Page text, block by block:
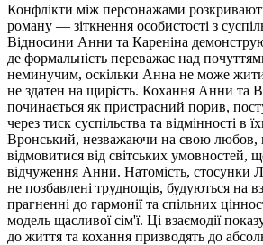
Конфлікти між персонажами
роману — зіткнення особистості з
Відносини Анни та Кареніна
де формальність переважає над
неминучим, оскільки Анна не може жити
не здатен на щирість. Кохання Анни та
починається як пристрасний порив,
через тиск суспільства та відмінності в
Вронський, незважаючи на свою любов,
відмовитися від світських умовностей,
відчуження Анни. Натомість, стосунки
не позбавлені труднощів, будуються на
прагненні до гармонії та спільних
модель щасливої сім'ї. Ці взаємодії
до життя та кохання призводять до